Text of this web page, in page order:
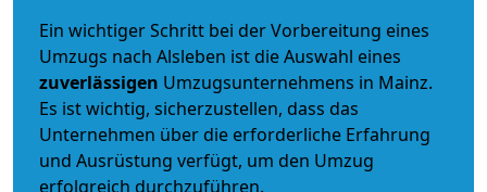
Ein wichtiger Schritt bei der Vorbereitung eines
Umzugs nach Alsleben ist die Auswahl eines
zuverlässigen Umzugsunternehmens in Mainz.
Es ist wichtig, sicherzustellen, dass das
Unternehmen über die erforderliche Erfahrung
und Ausrüstung verfügt, um den Umzug
erfolgreich durchzuführen.